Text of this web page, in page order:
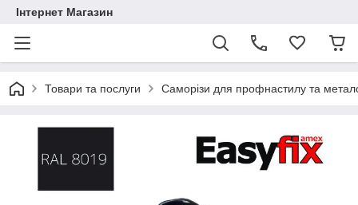
Інтернет Магазин
Товари та послуги Саморізи для профнастилу та